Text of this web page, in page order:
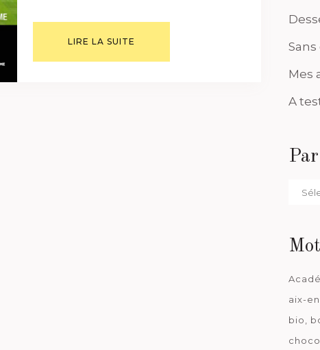
LIRE LA SUITE
Mes
A
Par
aix-
bio